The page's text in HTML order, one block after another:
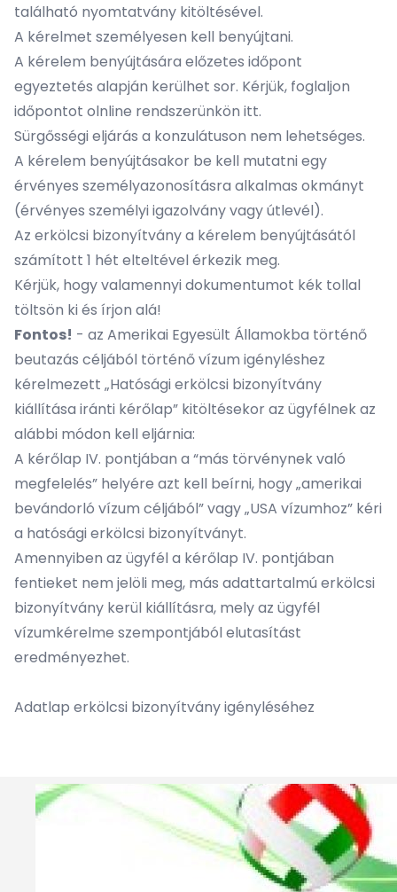
található nyomtatvány kitöltésével.
A kérelmet személyesen kell benyújtani.
A kérelem benyújtására előzetes időpont
egyeztetés alapján kerülhet sor. Kérjük, foglaljon
időpontot olnline rendszerünkön itt.
Sürgősségi eljárás a konzulátuson nem lehetséges.
A kérelem benyújtásakor be kell mutatni egy
érvényes személyazonosításra alkalmas okmányt
(érvényes személyi igazolvány vagy útlevél).
Az erkölcsi bizonyítvány a kérelem benyújtásától
számított 1 hét elteltével érkezik meg.
Kérjük, hogy valamennyi dokumentumot kék tollal
töltsön ki és írjon alá!
Fontos! - az Amerikai Egyesült Államokba történő
beutazás céljából történő vízum igényléshez
kérelmezett „Hatósági erkölcsi bizonyítvány
kiállítása iránti kérőlap” kitöltésekor az ügyfélnek az
alábbi módon kell eljárnia:
A kérőlap IV. pontjában a “más törvénynek való
megfelelés” helyére azt kell beírni, hogy „amerikai
bevándorló vízum céljából” vagy „USA vízumhoz” kéri
a hatósági erkölcsi bizonyítványt.
Amennyiben az ügyfél a kérőlap IV. pontjában
fentieket nem jelöli meg, más adattartalmú erkölcsi
bizonyítvány kerül kiállításra, mely az ügyfél
vízumkérelme szempontjából elutasítást
eredményezhet.
Adatlap erkölcsi bizonyítvány igényléséhez